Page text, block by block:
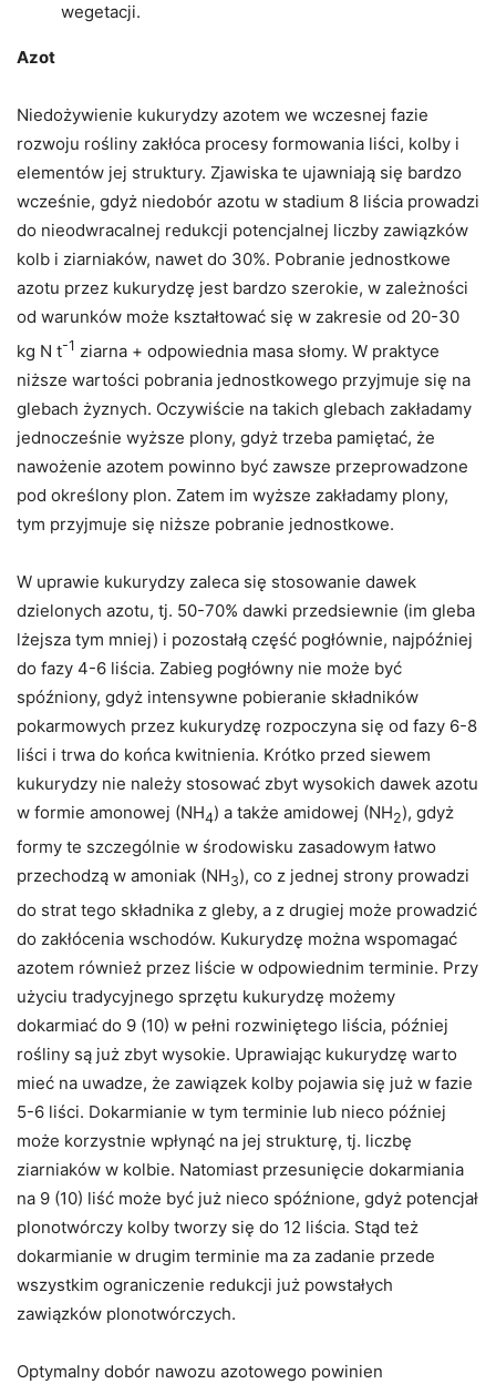
wegetacji.
Azot
Niedożywienie kukurydzy azotem we wczesnej fazie
rozwoju rośliny zakłóca procesy formowania liści, kolby i
elementów jej struktury. Zjawiska te ujawniają się bardzo
wcześnie, gdyż niedobór azotu w stadium 8 liścia prowadzi
do nieodwracalnej redukcji potencjalnej liczby zawiązków
kolb i ziarniaków, nawet do 30%. Pobranie jednostkowe
azotu przez kukurydzę jest bardzo szerokie, w zależności
od warunków może kształtować się w zakresie od 20-30
kg N t-1 ziarna + odpowiednia masa słomy. W praktyce
niższe wartości pobrania jednostkowego przyjmuje się na
glebach żyznych. Oczywiście na takich glebach zakładamy
jednocześnie wyższe plony, gdyż trzeba pamiętać, że
nawożenie azotem powinno być zawsze przeprowadzone
pod określony plon. Zatem im wyższe zakładamy plony,
tym przyjmuje się niższe pobranie jednostkowe.
W uprawie kukurydzy zaleca się stosowanie dawek
dzielonych azotu, tj. 50-70% dawki przedsiewnie (im gleba
lżejsza tym mniej) i pozostałą część pogłównie, najpóźniej
do fazy 4-6 liścia. Zabieg pogłówny nie może być
spóźniony, gdyż intensywne pobieranie składników
pokarmowych przez kukurydzę rozpoczyna się od fazy 6-8
liści i trwa do końca kwitnienia. Krótko przed siewem
kukurydzy nie należy stosować zbyt wysokich dawek azotu
w formie amonowej (NH4) a także amidowej (NH2), gdyż
formy te szczególnie w środowisku zasadowym łatwo
przechodzą w amoniak (NH3), co z jednej strony prowadzi
do strat tego składnika z gleby, a z drugiej może prowadzić
do zakłócenia wschodów. Kukurydzę można wspomagać
azotem również przez liście w odpowiednim terminie. Przy
użyciu tradycyjnego sprzętu kukurydzę możemy
dokarmiać do 9 (10) w pełni rozwiniętego liścia, później
rośliny są już zbyt wysokie. Uprawiając kukurydzę warto
mieć na uwadze, że zawiązek kolby pojawia się już w fazie
5-6 liści. Dokarmianie w tym terminie lub nieco później
może korzystnie wpłynąć na jej strukturę, tj. liczbę
ziarniaków w kolbie. Natomiast przesunięcie dokarmiania
na 9 (10) liść może być już nieco spóźnione, gdyż potencjał
plonotwórczy kolby tworzy się do 12 liścia. Stąd też
dokarmianie w drugim terminie ma za zadanie przede
wszystkim ograniczenie redukcji już powstałych
zawiązków plonotwórczych.
Optymalny dobór nawozu azotowego powinien